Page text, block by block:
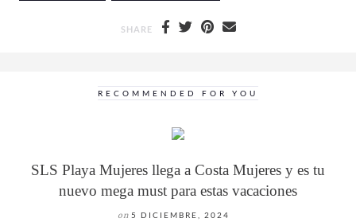
SHARE
RECOMMENDED FOR YOU
SLS Playa Mujeres llega a Costa Mujeres y es tu
nuevo mega must para estas vacaciones
on 5 DICIEMBRE, 2024